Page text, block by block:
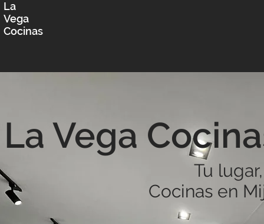
La
Vega
Cocinas
La Vega
Tu
Cocinas en